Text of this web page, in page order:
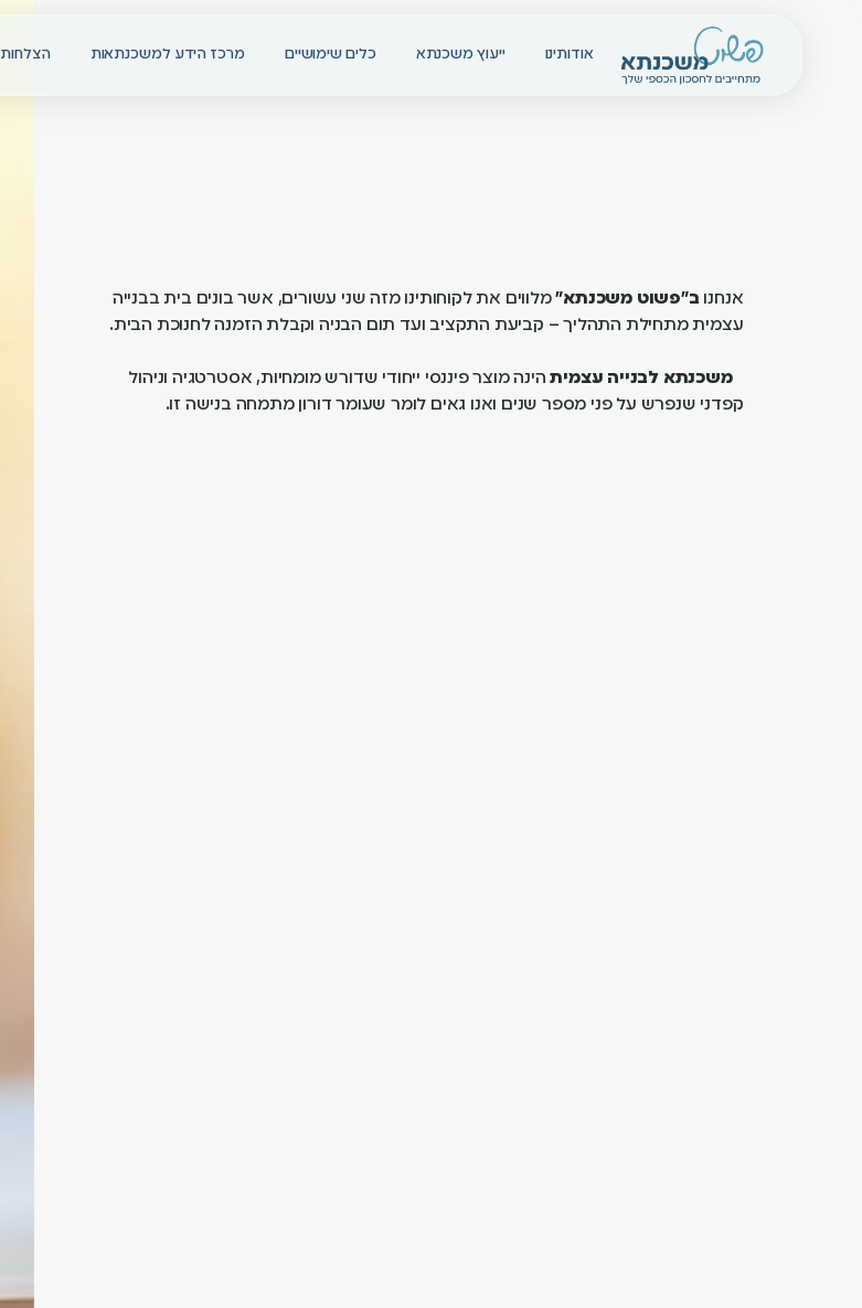
אודותינו ייעוץ משכנתא כלים שימושיים מרכז הידע למשכנתאות הצלחות
אנחנו ב"פשוט משכנתא"מלווים את לקוחותינו מזה שני עשורים, אשר בונים בית בבנייה
עצמית מתחילת התהליך – קביעת התקציב ועד תום הבניה וקבלת הזמנה לחנוכת הבית.
משכנתא לבנייה עצמיתהינה מוצר פיננסי ייחודי שדורש מומחיות, אסטרטגיה וניהול
קפדני שנפרש על פני מספר שנים ואנו גאים לומר שעומר דורון מתמחה בנישה זו.